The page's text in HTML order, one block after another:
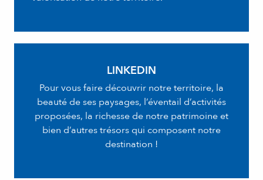
LINKEDIN
Pour vous faire découvrir notre territoire, la
beauté de ses paysages, l’éventail d’activités
proposées, la richesse de notre patrimoine et
bien d’autres trésors qui composent notre
destination !